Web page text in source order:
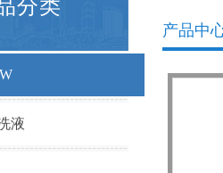
分类
液
产品中